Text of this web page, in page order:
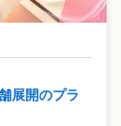
展開のプラ